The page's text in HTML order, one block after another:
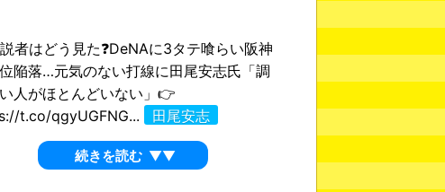
者はどう見た❓DeNAに3タテ喰らい阪神
陥落…元気のない打線に田尾安志氏「調
人がほとんどいない」👉
t.co/qgyUGFNG...
田尾安志
続きを読む ▼▼